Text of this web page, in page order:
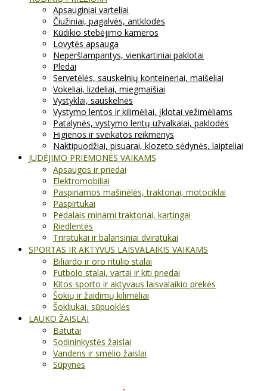
Apsauginiai varteliai
Čiužiniai, pagalvės, antklodės
Kūdikio stebėjimo kameros
Lovytės apsauga
Neperšlampantys, vienkartiniai paklotai
Pledai
Servetėlės, sauskelnių konteineriai, maišeliai
Vokeliai, lizdeliai, miegmaišiai
Vystyklai, sauskelnės
Vystymo lentos ir kilimėliai, įklotai vežimėliams
Patalynės, vystymo lentų užvalkalai, paklodės
Higienos ir sveikatos reikmenys
Naktipuodžiai, pisuarai, klozeto sėdynės, laipteliai
JUDĖJIMO PRIEMONĖS VAIKAMS
Apsaugos ir priedai
Elektromobiliai
Paspiriamos mašinėlės, traktoriai, motociklai
Paspirtukai
Pedalais minami traktoriai, kartingai
Riedlentės
Triratukai ir balansiniai dviratukai
SPORTAS IR AKTYVUS LAISVALAIKIS VAIKAMS
Biliardo ir oro ritulio stalai
Futbolo stalai, vartai ir kiti priedai
Kitos sporto ir aktyvaus laisvalaikio prekės
Šokių ir žaidimų kilimėliai
Šokliukai, sūpuoklės
LAUKO ŽAISLAI
Batutai
Sodininkystės žaislai
Vandens ir smėlio žaislai
Sūpynės